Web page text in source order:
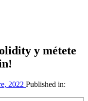
y métete
2022 Published in: